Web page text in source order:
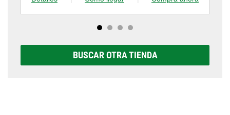
BUSCAR OTRA TIENDA